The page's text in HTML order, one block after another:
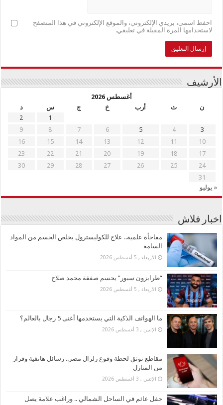
احفظ اسمي، بريدي الإلكتروني، والموقع الإلكتروني في هذا المتصفح
لاستخدامها المرة المقبلة في تعليقي.
الأرشيف
أغسطس 2026
ن
ث أرب خ ج س
د
1
2
3
4
5
6
7
8
9
10
11
12
13
14
15
16
17
18
19
20
21
22
23
24
25
26
27
28
29
30
31
« يوليو
اخبار فلاش
مفاجأة علمية.. علاج للكوليسترول يخلص الجسم من المواد
السامة
الأربعاء , 5 أغسطس 2026
“طرابزون سبور” يحسم صفقة محمد صلاح
الأربعاء , 5 أغسطس 2026
ما الهواتف الذكية التي يستخدمها أغنى 5 رجال بالعالم؟
الإثنين , 3 أغسطس 2026
مقاطع توثق لحظة وقوع زلزال مصر.. رسائل هاتفية وفرار
من المنازل
الإثنين , 3 أغسطس 2026
حفل عائم في الساحل الشمالي .. وراغب علامة يصل